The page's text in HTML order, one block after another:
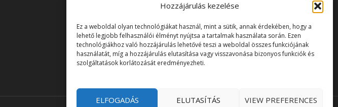
Hozzájárulás kezelése
Ez a weboldal olyan technológiákat használ, mint a sütik, annak érdekében, hogy a
lehető legjobb felhasználói élményt nyújtsa a tartalmak használata során. Ezen
technológiákhoz való hozzájárulás lehetővé teszi a weboldal összes funkciójának
használatát, míg a hozzájárulás elutasítása vagy visszavonása bizonyos funkciók és
szolgáltatások korlátozását eredményezheti.
ELFOGADÁS ELUTASÍTÁS VIEW PREFERENCES